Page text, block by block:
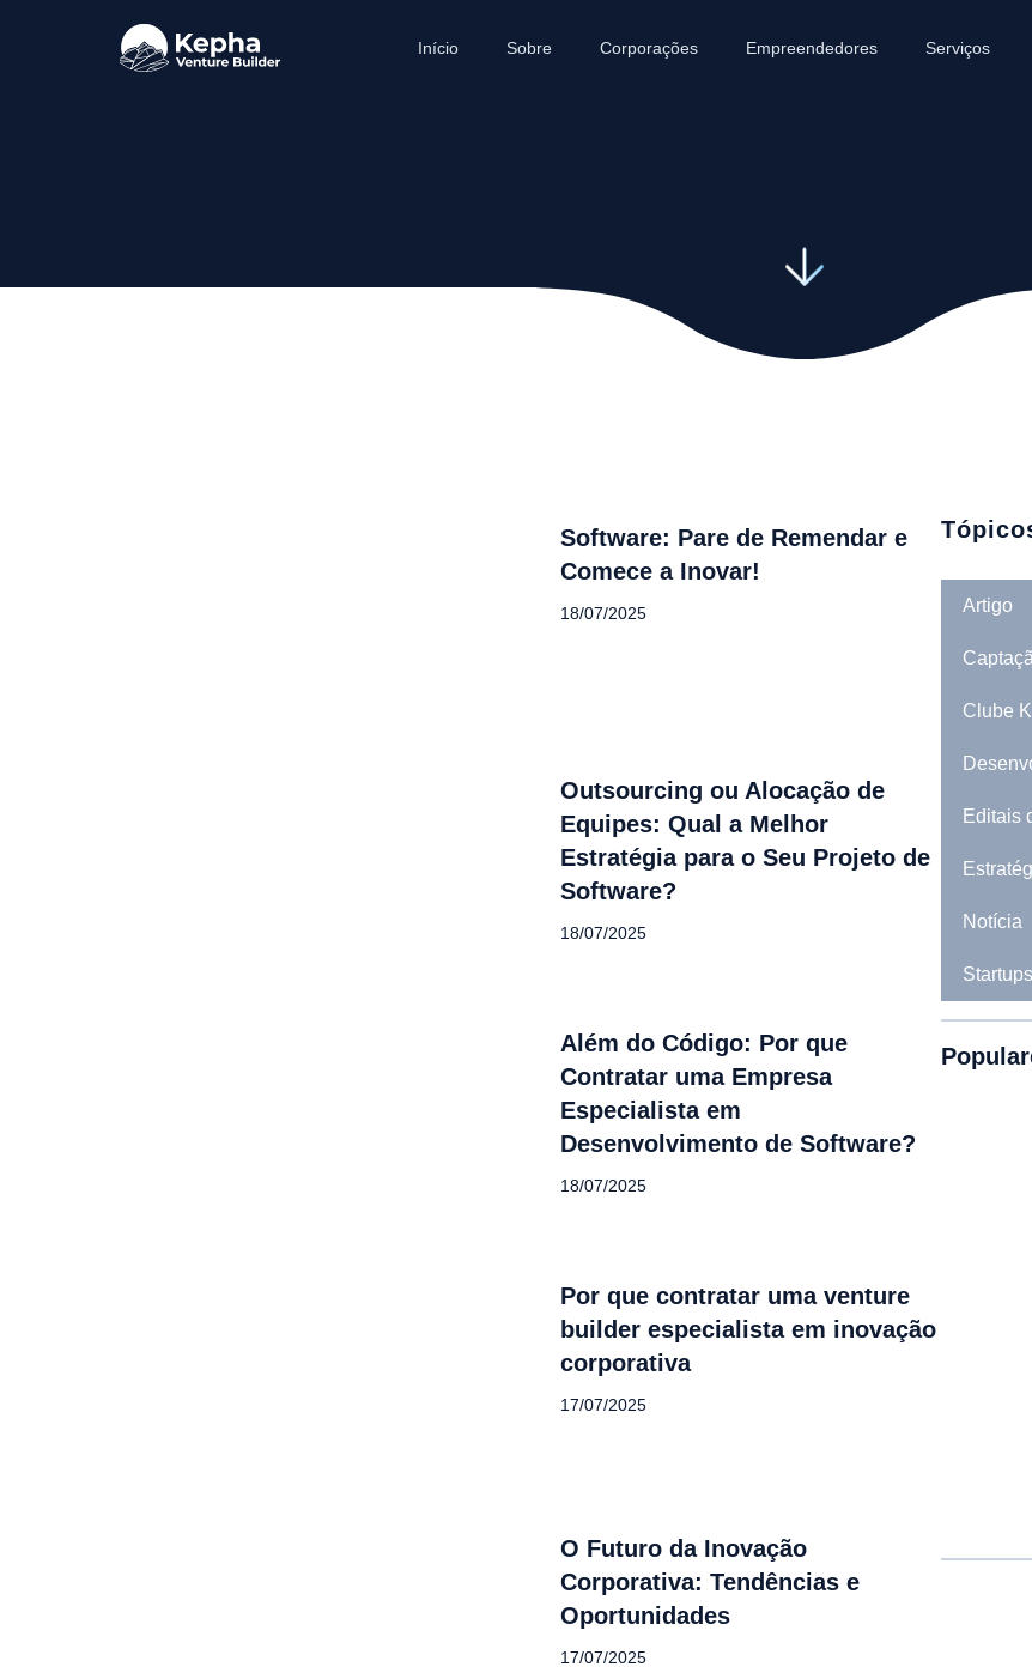
Início Sobre Corporações Empreendedores Serviços
Software: Pare de Remendar e
Comece a Inovar!
18/07/2025
Outsourcing ou Alocação de
Equipes: Qual a Melhor
Estratégia para o Seu Projeto de
Software?
18/07/2025
Além do Código: Por que
Contratar uma Empresa
Especialista em
Desenvolvimento de Software?
18/07/2025
Por que contratar uma venture
builder especialista em inovação
corporativa
17/07/2025
O Futuro da Inovação
Corporativa: Tendências e
Oportunidades
17/07/2025
Artigo
Clube
Editais
Notícia
Startups